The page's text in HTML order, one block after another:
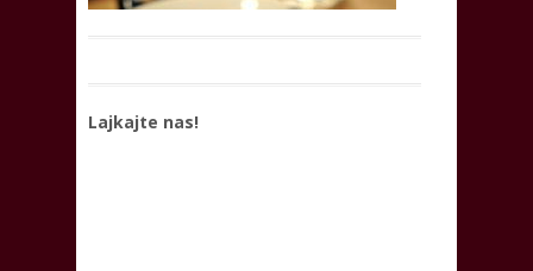
Lajkajte nas!